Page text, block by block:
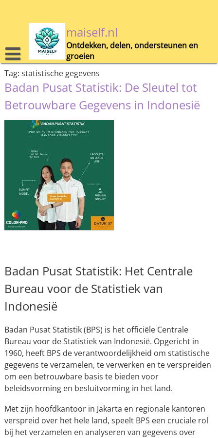
maiself.nl
Ontdekken, delen, ondersteunen en
groeien
Tag: statistische gegevens
Badan Pusat Statistik: De Sleutel tot
Betrouwbare Gegevens in Indonesië
Badan Pusat Statistik: Het Centrale
Bureau voor de Statistiek van
Indonesië
Badan Pusat Statistik (BPS) is het officiële Centrale
Bureau voor de Statistiek van Indonesië. Opgericht in
1960, heeft BPS de verantwoordelijkheid om statistische
gegevens te verzamelen, te verwerken en te verspreiden
om een betrouwbare basis te bieden voor
beleidsvorming en besluitvorming in het land.
Met zijn hoofdkantoor in Jakarta en regionale kantoren
verspreid over het hele land, speelt BPS een cruciale rol
bij het verzamelen en analyseren van gegevens over